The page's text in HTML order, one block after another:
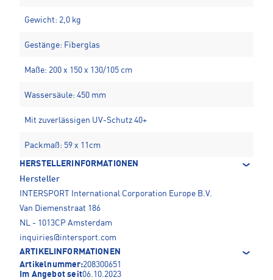
Gewicht: 2,0 kg
Gestänge: Fiberglas
Maße: 200 x 150 x 130/105 cm
Wassersäule: 450 mm
Mit zuverlässigen UV-Schutz 40+
Packmaß: 59 x 11cm
HERSTELLERINFORMATIONEN
Hersteller
INTERSPORT International Corporation Europe B.V.
Van Diemenstraat 186
NL - 1013CP Amsterdam
inquiries@intersport.com
ARTIKELINFORMATIONEN
Artikelnummer:208300651
Im Angebot seit06.10.2023